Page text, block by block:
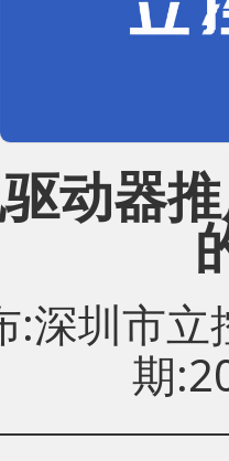
动器
:深圳市
期